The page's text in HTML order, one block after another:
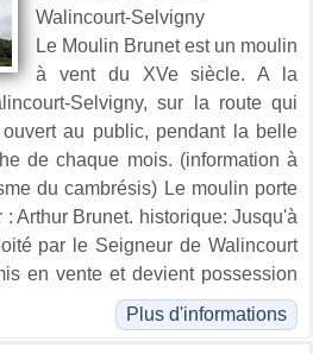
Walincourt-Selvigny
Le Moulin Brunet est un moulin
à vent du XVe siècle. A la
Selvigny, sur la route qui
au public, pendant la belle
de chaque mois. (information à
du cambrésis) Le moulin porte
: Arthur Brunet. historique: Jusqu'à
par le Seigneur de Walincourt
en vente et devient possession
Plus d'informations